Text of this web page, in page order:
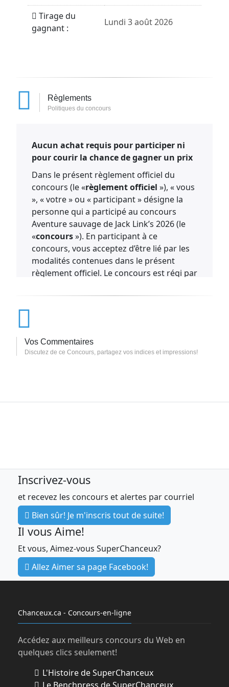
Tirage du
gagnant :
Lundi 3 août 2026
Règlements
Politiques du concours
Aucun achat requis pour participer ni
pour courir la chance de gagner un prix
Dans le présent règlement officiel du
concours (le «règlement officiel »), « vous
», « votre » ou « participant » désigne la
personne qui a participé au concours
Aventure sauvage de Jack Link’s 2026 (le
«concours»). En participant à ce
concours, vous acceptez d’être lié par les
modalités contenues dans le présent
règlement officiel. Le concours est régi par
réserve des dispositions ci-dessous, il est
applicables.
Jack Link’s (l’«organisateur du concours»
personnes suivantes : (a) qui ont au moins
dix-neuf (19) ans à la date de leur
participation; (b) qui sont résidents du
Canada; et (c) qui se conforment en tout
temps au présent règlement officiel
pendant la durée du concours. Chaque
sera désigné comme un «participant
admissible». Les employés de
l’organisateur et de l’administrateur du
promotion respectives, ainsi que les
membres de la famille immédiate
(conjoints, parents, enfants, frères et
sœurs et leurs conjoints) et/ou les
ces personnes, ne sont pas admissibles au
Vos Commentaires
Discutez de ce Concours, partagez vos indices et impressions!
Inscrivez-vous
et recevez les concours et alertes par courriel
Bien sûr! Je m'inscris tout de suite!
Il vous Aime!
Et vous, Aimez-vous SuperChanceux?
Allez Aimer sa page Facebook!
Chanceux.ca - Concours-en-ligne
Accédez aux meilleurs concours du Web en
quelques clics seulement!
L'Histoire de SuperChanceux